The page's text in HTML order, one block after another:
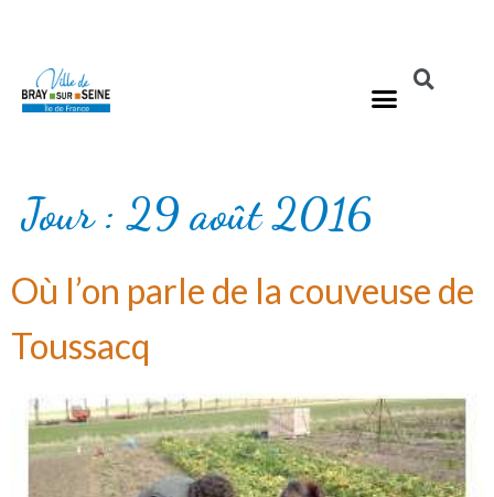
Jour :29 août 2016
Où l’on parle de la couveuse de
Toussacq